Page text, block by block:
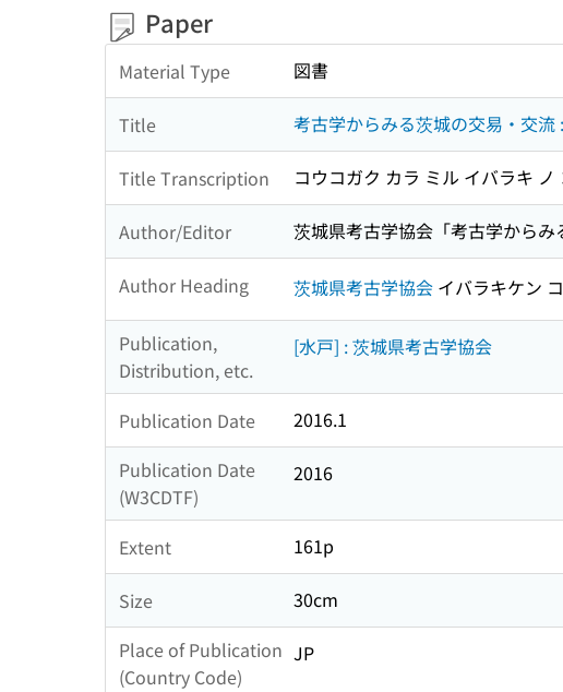
Paper
Material Type 図書
Title 考古学からみる茨城の交易・交
Title Transcription コウコガク カラ ミル イバラキ
Author/Editor 茨城県考古学協会「考古学から
Author Heading 茨城県考古学協会 イバラキケン
Publication,
Distribution, etc.
[水戸] : 茨城県考古学協会
Publication Date
2016.1
Publication Date
(W3CDTF)
2016
Extent 161p
Size
30cm
Place of Publication
(Country Code)
JP